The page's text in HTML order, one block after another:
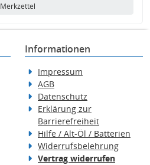
Merkzettel
Informationen
Impressum
AGB
Datenschutz
Erklärung zur
Barrierefreiheit
Hilfe / Alt-Öl / Batterien
Widerrufsbelehrung
Vertrag widerrufen